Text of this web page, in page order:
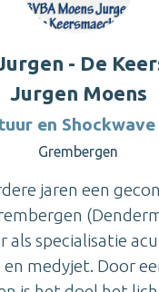
- De
Jurgen Moens
en
Grembergen
jaren een
als specialisatie
medyjet. Door